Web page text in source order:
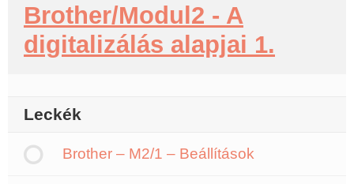
Brother/Modul2 - A
digitalizálás alapjai 1.
Leckék
Brother – M2/1 – Beállítások